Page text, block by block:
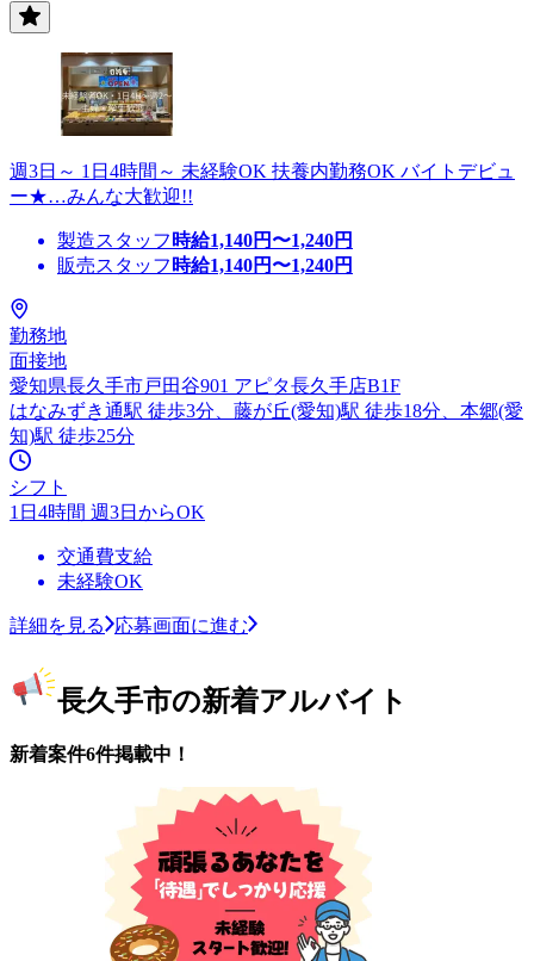
週3日～ 1日4時間～ 未経験OK 扶養内勤務OK バイトデビュ
ー★…みんな大歓迎!!
製造スタッフ 時給1,140円〜1,240円
販売スタッフ 時給1,140円〜1,240円
勤務地
面接地
愛知県長久手市戸田谷901 アピタ長久手店B1F
はなみずき通駅 徒歩3分、藤が丘(愛知)駅 徒歩18分、本郷(愛
知)駅 徒歩25分
シフト
1日4時間 週3日からOK
交通費支給
未経験OK
詳細を見る 応募画面に進む
長久手市の新着アルバイト
新着案件6件掲載中！